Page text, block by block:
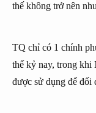
thế không trở nên
TQ chỉ có 1 chính
thế kỷ nay, trong khi
được sử dụng để đối